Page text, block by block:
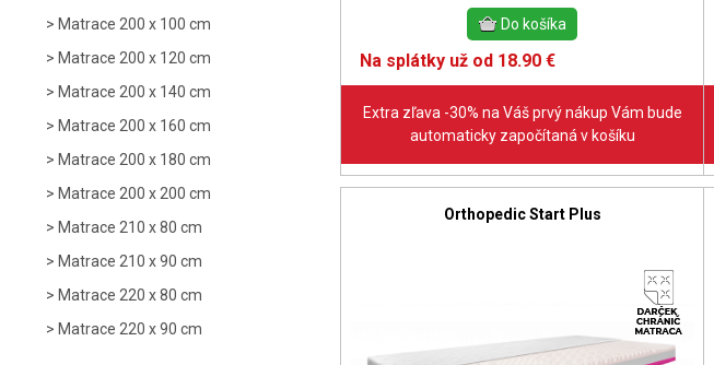
Matrace 200 x 100 cm
Matrace 200 x 120 cm
Matrace 200 x 140 cm
Matrace 200 x 160 cm
Matrace 200 x 180 cm
Matrace 200 x 200 cm
Matrace 210 x 80 cm
Matrace 210 x 90 cm
Matrace 220 x 80 cm
Matrace 220 x 90 cm
Na splátky už od 18.90 €
Extra zľava -30% na Váš prvý nákup Vám bude
automaticky započítaná v košíku
Orthopedic Start Plus